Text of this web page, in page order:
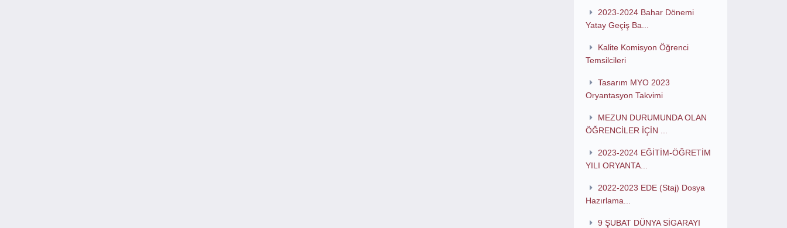
2023-2024 Bahar Dönemi
Yatay Geçiş Ba...
Kalite Komisyon Öğrenci
Temsilcileri
Tasarım MYO 2023
Oryantasyon Takvimi
MEZUN DURUMUNDA OLAN
ÖĞRENCİLER İÇİN ...
2023-2024 EĞİTİM-ÖĞRETİM
YILI ORYANTA...
2022-2023 EDE (Staj) Dosya
Hazırlama...
9 ŞUBAT DÜNYA SİGARAYI